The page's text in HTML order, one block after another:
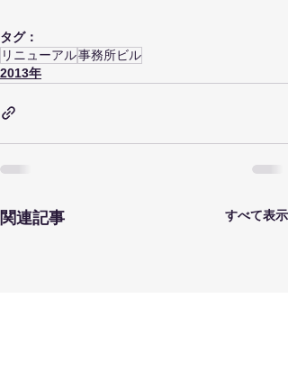
タグ：
リニューアル事務所ビル
2013年
関連記事 すべて表示